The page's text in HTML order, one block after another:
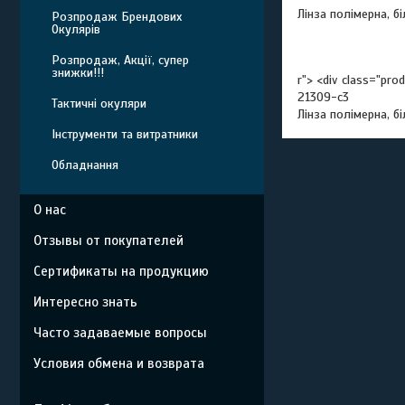
Лінза полімерна,
r"> <div
21309-c3
Лінза полімерна,
Розпродаж Брендових
Окулярів
Розпродаж, Акції, супер
знижки!!!
Тактичні окуляри
Інструменти та витратники
Обладнання
О нас
Отзывы от покупателей
Сертификаты на продукцию
Интересно знать
Часто задаваемые вопросы
Условия обмена и возврата